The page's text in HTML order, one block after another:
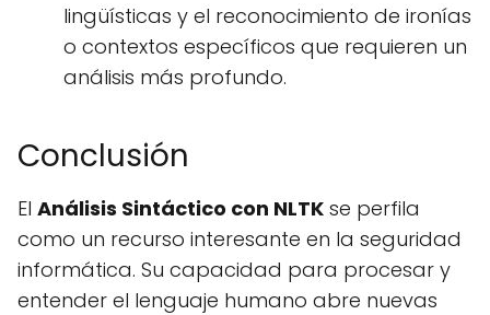
lingüísticas y el reconocimiento de ironías
o contextos específicos que requieren un
análisis más profundo.
Conclusión
El Análisis Sintáctico con NLTK se perfila
como un recurso interesante en la seguridad
informática. Su capacidad para procesar y
entender el lenguaje humano abre nuevas